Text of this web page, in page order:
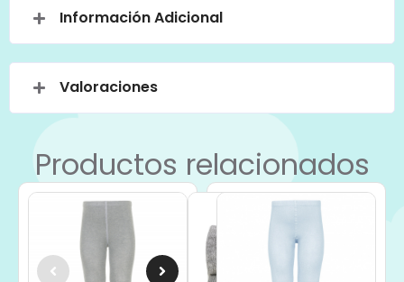
Información Adicional
Valoraciones
Productos relacionados